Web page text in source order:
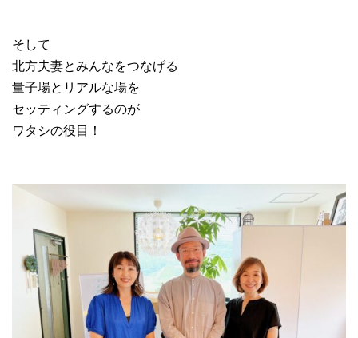
そして
北方夫妻とみんなをつなげる
量子場とリアルな場を
セッティングするのが
ワタシの役目！